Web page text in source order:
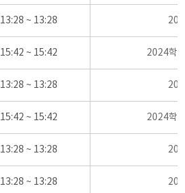
13:28 ~ 13:28
15:42 ~ 15:42 2024학
13:28 ~ 13:28
15:42 ~ 15:42 2024학
13:28 ~ 13:28
13:28 ~ 13:28